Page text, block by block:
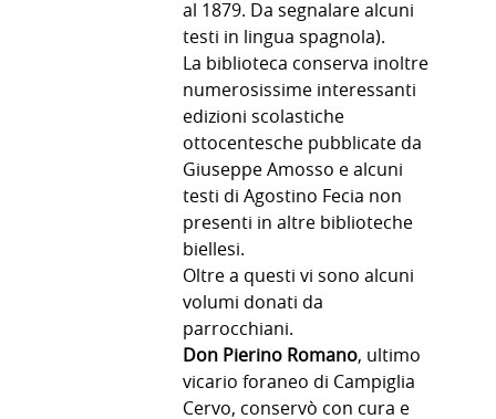
al 1879. Da segnalare alcuni
testi in lingua spagnola).
La biblioteca conserva inoltre
numerosissime interessanti
edizioni scolastiche
ottocentesche pubblicate da
Giuseppe Amosso e alcuni
testi di Agostino Fecia non
presenti in altre biblioteche
biellesi.
Oltre a questi vi sono alcuni
volumi donati da
parrocchiani.
Don Pierino Romano, ultimo
vicario foraneo di Campiglia
Cervo, conservò con cura e